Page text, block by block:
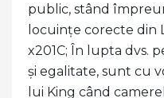
public, stând
locuințe corecte din
x201C; În lupta dvs.
și egalitate, sunt cu
lui King când